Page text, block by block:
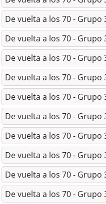
De vuelta a los 70 - Grupo
De vuelta a los 70 - Grupo
De vuelta a los 70 - Grupo
De vuelta a los 70 - Grupo
De vuelta a los 70 - Grupo
De vuelta a los 70 - Grupo
De vuelta a los 70 - Grupo
De vuelta a los 70 - Grupo
De vuelta a los 70 - Grupo
De vuelta a los 70 - Grupo